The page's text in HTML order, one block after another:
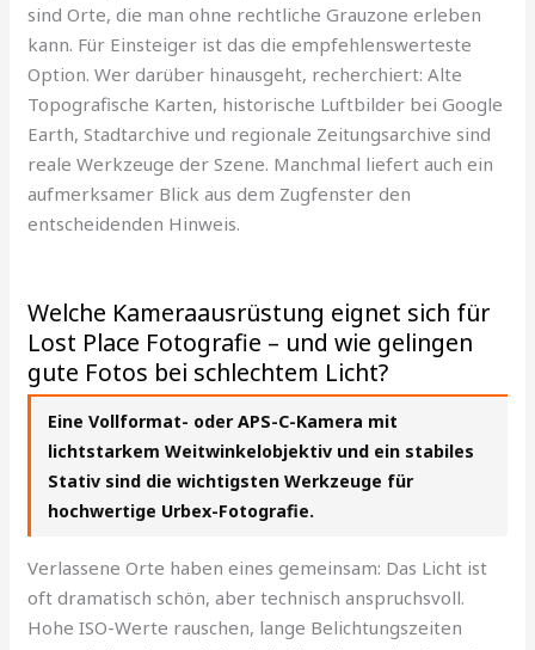
sind Orte, die man ohne rechtliche Grauzone erleben
kann. Für Einsteiger ist das die empfehlenswerteste
Option. Wer darüber hinausgeht, recherchiert: Alte
Topografische Karten, historische Luftbilder bei Google
Earth, Stadtarchive und regionale Zeitungsarchive sind
reale Werkzeuge der Szene. Manchmal liefert auch ein
aufmerksamer Blick aus dem Zugfenster den
entscheidenden Hinweis.
Welche Kameraausrüstung eignet sich für
Lost Place Fotografie – und wie gelingen
gute Fotos bei schlechtem Licht?
Eine Vollformat- oder APS-C-Kamera mit
lichtstarkem Weitwinkelobjektiv und ein stabiles
Stativ sind die wichtigsten Werkzeuge für
hochwertige Urbex-Fotografie.
Verlassene Orte haben eines gemeinsam: Das Licht ist
oft dramatisch schön, aber technisch anspruchsvoll.
Hohe ISO-Werte rauschen, lange Belichtungszeiten